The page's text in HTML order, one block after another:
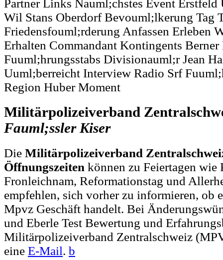
Partner Links Nauml;chstes Event
Wil Stans Oberdorf Bevouml;lkerung Tag
Friedensfouml;rderung Anfassen Erleben
Erhalten Commandant Kontingents
Fuuml;hrungsstabs Divisionauml;r Jean
Uuml;berreicht Interview Radio Srf
Region Huber Moment
Militärpolizeiverband
Fauml;ssler Kiser
Die Militärpolizeiverband
Öffnungszeiten können zu Feiertagen wie
Fronleichnam, Reformationstag und
empfehlen, sich vorher zu informieren, ob
Mpvz Geschäft handelt. Bei
und Eberle Test Bewertung und
Militärpolizeiverband Zentralschweiz
eine E-Mail. b